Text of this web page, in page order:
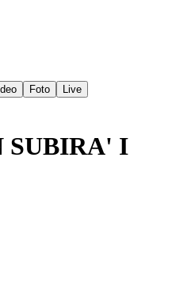
Foto
Live
SUBIRA' I